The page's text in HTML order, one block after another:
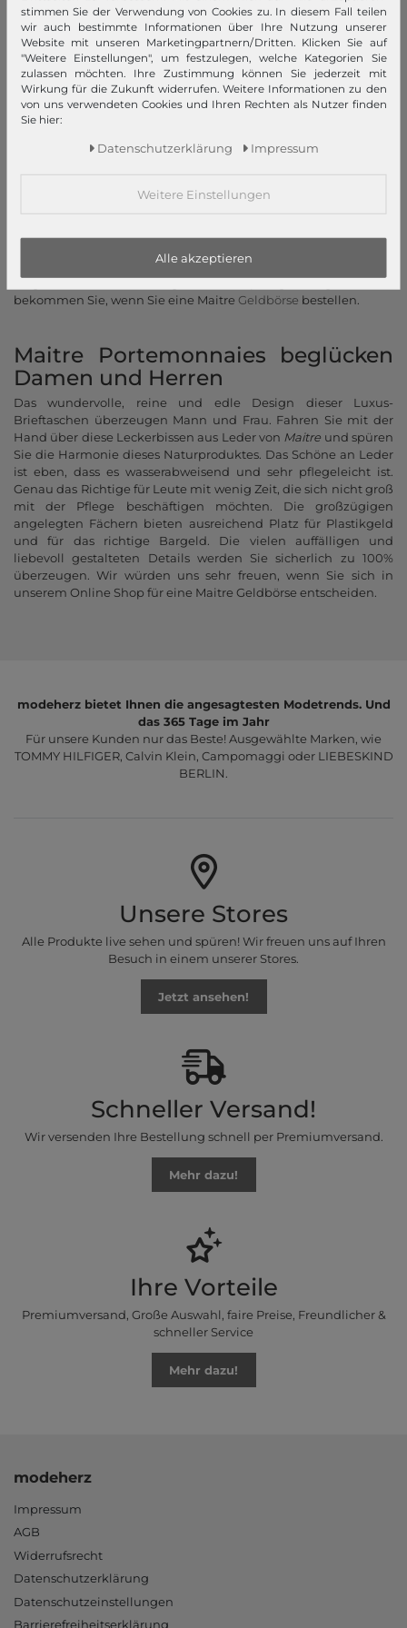
hochwertige Geldbörsen
Geldbörse mit Stil von Maitre – das
Portemonnaie der Luxusklasse
Die qualitativ hochwertigen Geldbörsen von Maitre werden nun
mehr als 30 Jahren produziert und finden viele überall
begeisterte Kunden. Diese Geldbörsen und Portemonnaies aus
Ihre wertvollen Wertsachen unterbringen. Man möchte ja
Lederfabrikant legt viel Wert auf schlichtes Design und
elegante Schönheit in engerer Verknüpfung. Und genau dies
bekommen Sie, wenn Sie eine Maitre Geldbörse bestellen.
Maitre Portemonnaies beglücken
Damen und Herren
Das wundervolle, reine und edle Design dieser Luxus-
Brieftaschen überzeugen Mann und Frau. Fahren Sie mit der
Hand über diese Leckerbissen aus Leder von Maitre und spüren
Sie die Harmonie dieses Naturproduktes. Das Schöne an Leder
ist eben, dass es wasserabweisend und sehr pflegeleicht ist.
Genau das Richtige für Leute mit wenig Zeit, die sich nicht groß
mit der Pflege beschäftigen möchten. Die großzügigen
angelegten Fächern bieten ausreichend Platz für Plastikgeld
und für das richtige Bargeld. Die vielen auffälligen und
liebevoll gestalteten Details werden Sie sicherlich zu 100%
überzeugen. Wir würden uns sehr freuen, wenn Sie sich in
unserem Online Shop für eine Maitre Geldbörse entscheiden.
modeherz bietet Ihnen die angesagtesten Modetrends. Und
das 365 Tage im Jahr
Für unsere Kunden nur das Beste! Ausgewählte Marken, wie
TOMMY HILFIGER, Calvin Klein, Campomaggi oder LIEBESKIND
BERLIN.
Unsere Stores
Alle Produkte live sehen und spüren! Wir freuen uns auf Ihren
Besuch in einem unserer Stores.
Jetzt ansehen!
Schneller Versand!
Wir versenden Ihre Bestellung schnell per Premiumversand.
Mehr dazu!
Ihre Vorteile
Premiumversand, Große Auswahl, faire Preise, Freundlicher &
schneller Service
Mehr dazu!
modeherz
Impressum
AGB
Widerrufsrecht
Datenschutzerklärung
Datenschutzeinstellungen
Barrierefreiheitserklärung
stimmen Sie der Verwendung von Cookies zu. In diesem Fall teilen
wir auch bestimmte Informationen über Ihre Nutzung unserer
Website mit unseren Marketingpartnern/Dritten. Klicken Sie auf
"Weitere Einstellungen", um festzulegen, welche Kategorien Sie
zulassen möchten. Ihre Zustimmung können Sie jederzeit mit
Wirkung für die Zukunft widerrufen. Weitere Informationen zu den
von uns verwendeten Cookies und Ihren Rechten als Nutzer finden
Sie hier:
Daten­schutz­erklärung Impressum
Weitere Einstellungen
Alle akzeptieren